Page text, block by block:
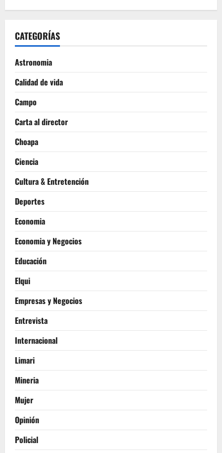
CATEGORÍAS
Astronomia
Calidad de vida
Campo
Carta al director
Choapa
Ciencia
Cultura & Entretención
Deportes
Economia
Economia y Negocios
Educación
Elqui
Empresas y Negocios
Entrevista
Internacional
Limari
Mineria
Mujer
Opinión
Policial